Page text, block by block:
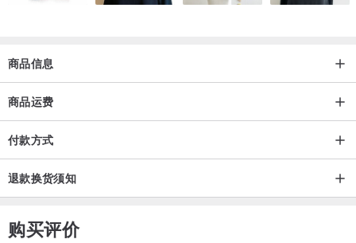
Q：没有熨斗怎么办?
A：家里有离直夹也可以使用，将温度调整到所需温度，
像夹头发一样的方式用力按压15秒，就可以完成啰。
Q：可以烫再弹性很好的布上?
A：没有问题喔!烫印贴包内含一种"弹透"成分，
Q：烫上布上后可以碰水或水洗?
商品信息
商品运费
付款方式
退款换货须知
购买评价